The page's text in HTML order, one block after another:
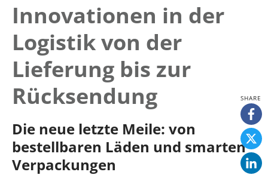
Innovationen in der
Logistik von der
Lieferung bis zur
Rücksendung
Die neue letzte Meile: von
bestellbaren Läden und smarten
Verpackungen